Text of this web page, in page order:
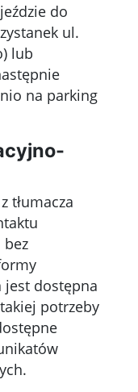
do
ul.
lub
na parking
tłumacza
jest dostępna
potrzeby